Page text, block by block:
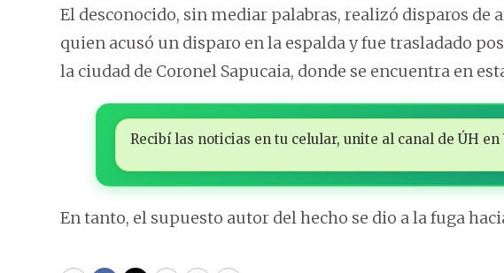
El desconocido, sin mediar palabras, realizó disparos de
quien acusó un disparo en la espalda y fue trasladado
la ciudad de Coronel Sapucaia, donde se encuentra en
Recibí las noticias en tu celular, unite al canal de ÚH en
En tanto, el supuesto autor del hecho se dio a la fuga